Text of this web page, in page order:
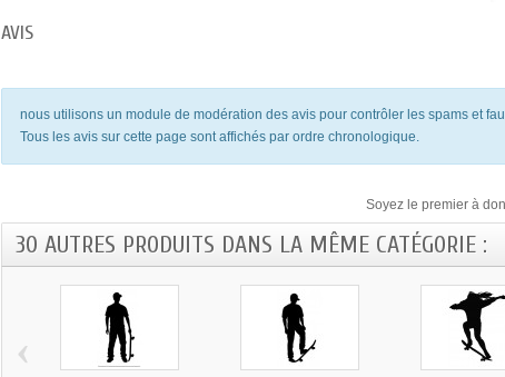
AVIS
nous utilisons un module de modération des avis pour contrôler les spams et
Tous les avis sur cette page sont affichés par ordre chronologique.
Soyez le premier à
30 AUTRES PRODUITS DANS LA MÊME CATÉGORIE :
‹